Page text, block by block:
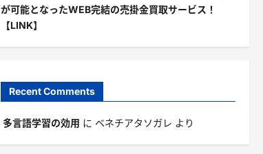
が可能となったWEB完結の売掛金買取サービス！
【LINK】
Recent Comments
多言語学習の効用 に ベネチアタソガレ より